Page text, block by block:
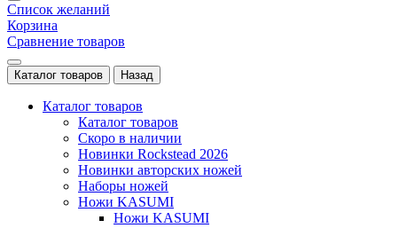
Список желаний
Корзина
Сравнение товаров
Каталог товаров Назад
Каталог товаров
Каталог товаров
Скоро в наличии
Новинки Rockstead 2026
Новинки авторских ножей
Наборы ножей
Ножи KASUMI
Ножи KASUMI